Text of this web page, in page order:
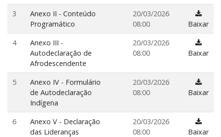
3
Anexo II - Conteúdo
Programático
20/03/2026
08:00
Baixar
4
Anexo III -
Autodeclaração de
Afrodescendente
20/03/2026
08:00
Baixar
5
Anexo IV - Formulário
de Autodeclaração
Indígena
20/03/2026
08:00
Baixar
6
Anexo V - Declaração
das Lideranças
20/03/2026
08:00
Baixar